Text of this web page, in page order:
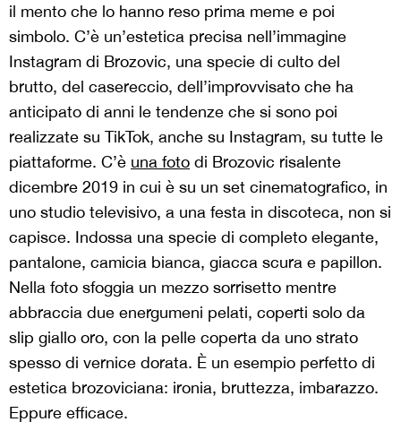
il mento che lo hanno reso prima meme e poi
simbolo. C’è un’estetica precisa nell’immagine
Instagram di Brozovic, una specie di culto del
brutto, del casereccio, dell’improvvisato che ha
anticipato di anni le tendenze che si sono poi
realizzate su TikTok, anche su Instagram, su tutte le
piattaforme. C’è una foto di Brozovic risalente
dicembre 2019 in cui è su un set cinematografico, in
uno studio televisivo, a una festa in discoteca, non si
capisce. Indossa una specie di completo elegante,
pantalone, camicia bianca, giacca scura e papillon.
Nella foto sfoggia un mezzo sorrisetto mentre
abbraccia due energumeni pelati, coperti solo da
slip giallo oro, con la pelle coperta da uno strato
spesso di vernice dorata. È un esempio perfetto di
estetica brozoviciana: ironia, bruttezza, imbarazzo.
Eppure efficace.